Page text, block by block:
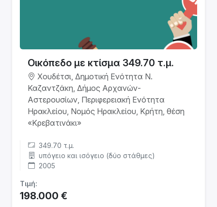
Οικόπεδο με κτίσμα 349.70 τ.μ.
Χουδέτσι, Δημοτική Ενότητα Ν.
Καζαντζάκη, Δήμος Αρχανών-
Αστερουσίων, Περιφερειακή Ενότητα
Ηρακλείου, Νομός Ηρακλείου, Κρήτη, θέση
«Κρεβατινάκι»
349.70 τ.μ.
υπόγειο και ισόγειο (δύο στάθμες)
2005
Τιμή:
198.000 €